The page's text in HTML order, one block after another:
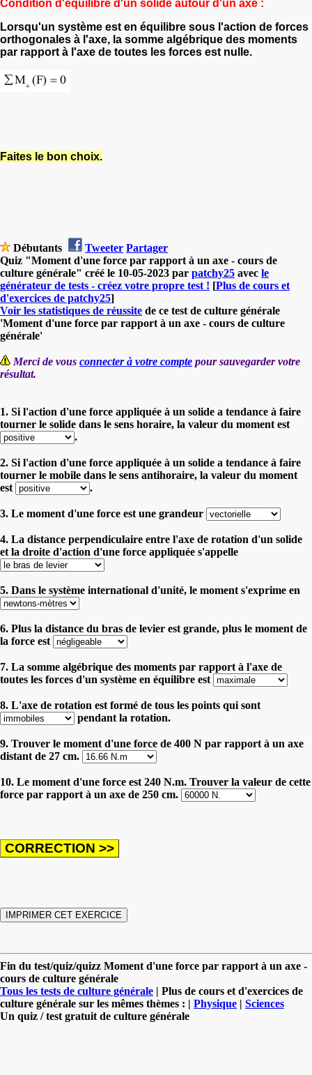
Condition d'équilibre d'un solide autour d'un axe :
Lorsqu'un système est en équilibre sous l'action de forces
orthogonales à l'axe, la somme algébrique des moments
par rapport à l'axe de toutes les forces est nulle.
Faites le bon choix.
Débutants Tweeter Partager
Quiz "Moment d'une force par rapport à un axe - cours de
culture générale" créé le 10-05-2023 par patchy25 avec le
générateur de tests - créez votre propre test ! [Plus de cours et
d'exercices de patchy25]
Voir les statistiques de réussite de ce test de culture générale
'Moment d'une force par rapport à un axe - cours de culture
générale'
Merci de vous connecter à votre compte pour sauvegarder votre
résultat.
1. Si l'action d'une force appliquée à un solide a tendance à faire
tourner le solide dans le sens horaire, la valeur du moment est
.
2. Si l'action d'une force appliquée à un solide a tendance à faire
tourner le mobile dans le sens antihoraire, la valeur du moment
est
.
3. Le moment d'une force est une grandeur
4. La distance perpendiculaire entre l'axe de rotation d'un solide
et la droite d'action d'une force appliquée s'appelle
5. Dans le système international d'unité, le moment s'exprime en
6. Plus la distance du bras de levier est grande, plus le moment de
la force est
7. La somme algébrique des moments par rapport à l'axe de
toutes les forces d'un système en équilibre est
8. L'axe de rotation est formé de tous les points qui sont
pendant la rotation.
9. Trouver le moment d'une force de 400 N par rapport à un axe
distant de 27 cm.
10. Le moment d'une force est 240 N.m. Trouver la valeur de cette
force par rapport à un axe de 250 cm.
Fin du test/quiz/quizz Moment d'une force par rapport à un axe -
cours de culture générale
Tous les tests de culture générale | Plus de cours et d'exercices de
culture générale sur les mêmes thèmes : | Physique | Sciences
Un quiz / test gratuit de culture générale